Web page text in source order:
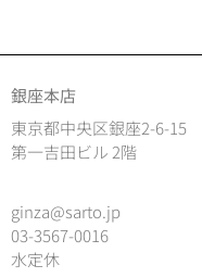
銀座本店
東京都中央区銀座2-6-15
第一吉田ビル 2階
ginza@sarto.jp
03-3567-0016
水定休